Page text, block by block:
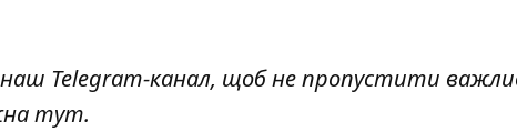
наш Telegram-канал, щоб не пропустити
тут.